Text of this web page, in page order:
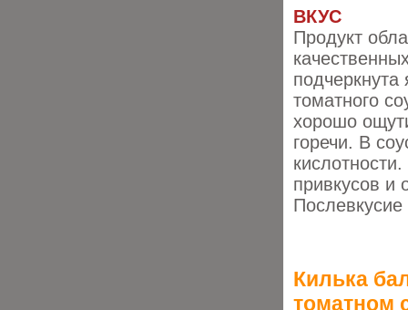
ВКУС
Продукт
томатного
хорошо
горечи. В
привкусов и
Килька
томатном